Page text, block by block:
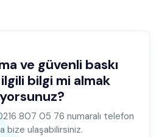
ve güvenli baskı
bilgi mi almak
807 05 76 numaralı telefon
bize ulaşabilirsiniz.